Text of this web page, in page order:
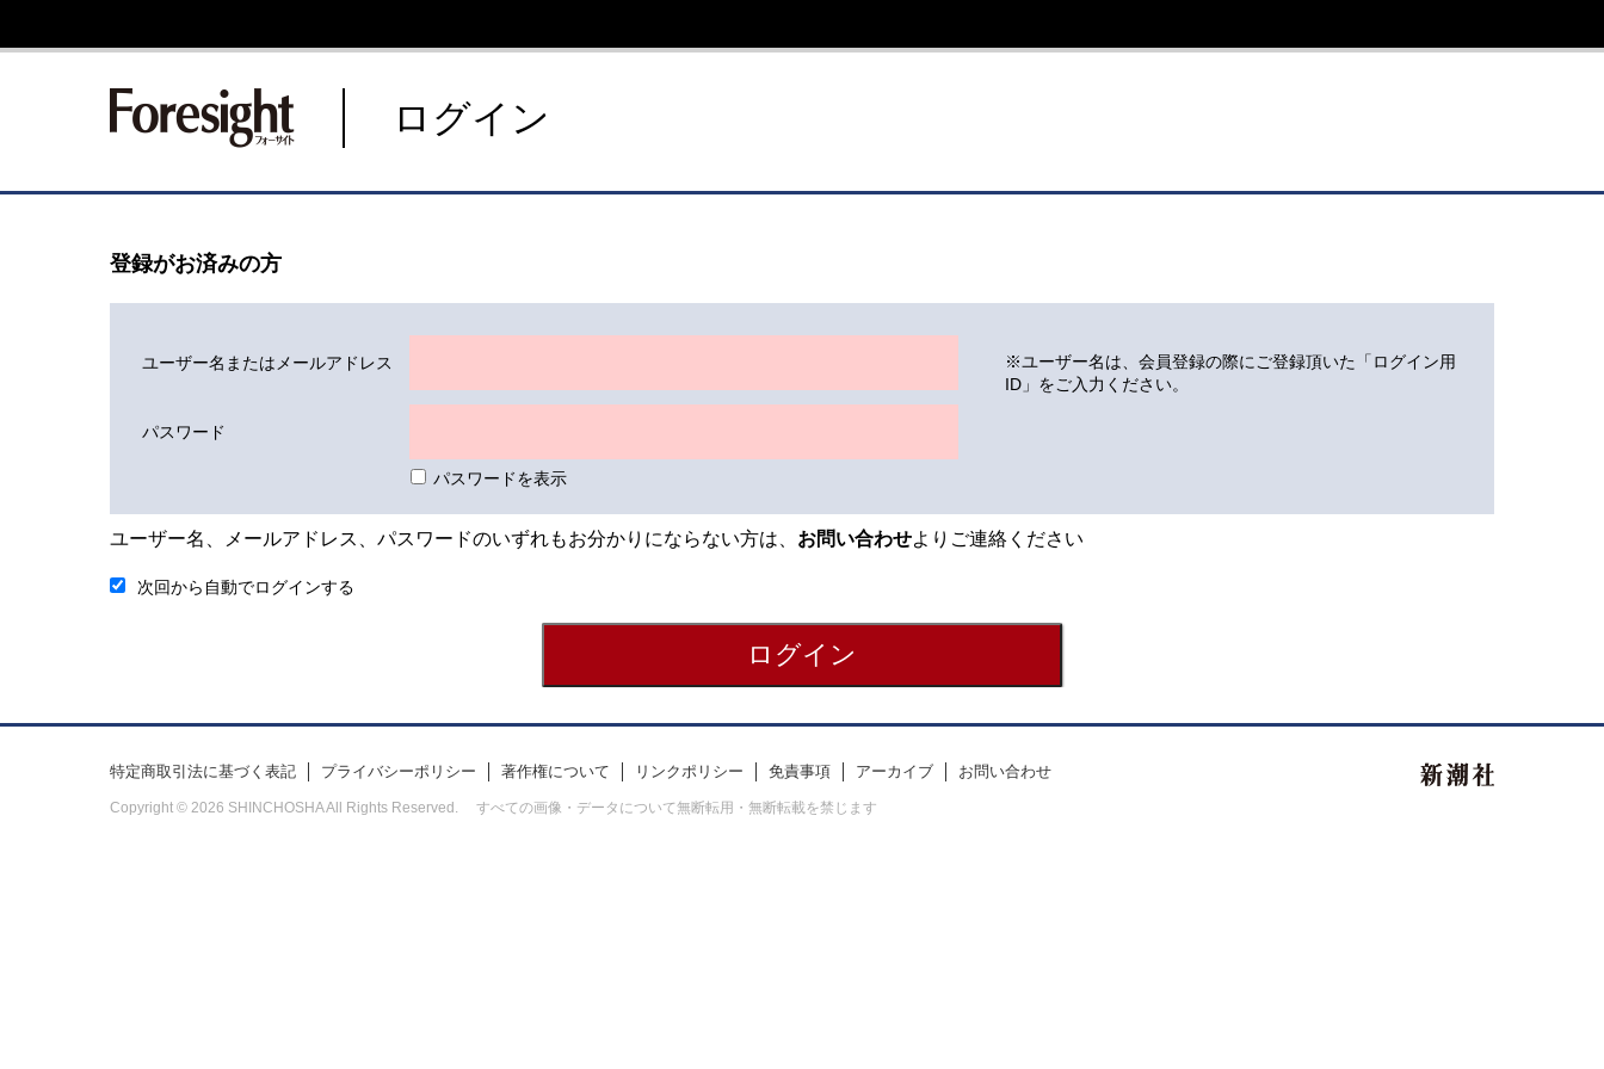
新潮社 Foresight フォーサイト
ログイン
登録がお済みの方
ユーザー名またはメールアドレス
パスワード
パスワードを表示
※ユーザー名は、会員登録の際にご登録頂いた「ログイン用
ID」をご入力ください。
ユーザー名、メールアドレス、パスワードのいずれもお分かりにならない方は、 お問い合わせよりご連絡ください
次回から自動でログインする
特定商取引法に基づく表記 プライバシーポリシー 著作権について リンクポリシー 免責事項 アーカイブ お問い合わせ
Copyright © 2026 SHINCHOSHA All Rights Reserved. すべての画像・データについて無断転用・無断転載を禁じます